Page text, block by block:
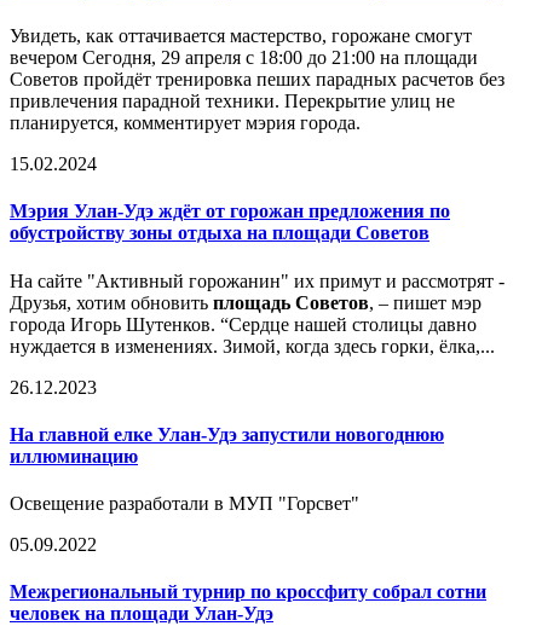
Увидеть, как оттачивается мастерство, горожане смогут
вечером Сегодня, 29 апреля с 18:00 до 21:00 на площади
Советов пройдёт тренировка пеших парадных расчетов без
привлечения парадной техники. Перекрытие улиц не
планируется, комментирует мэрия города.
15.02.2024
Мэрия Улан-Удэ ждёт от горожан предложения по
обустройству зоны отдыха на площади Советов
На сайте "Активный горожанин" их примут и рассмотрят -
Друзья, хотим обновить площадь Советов, – пишет мэр
города Игорь Шутенков. “Сердце нашей столицы давно
нуждается в изменениях. Зимой, когда здесь горки, ёлка,...
26.12.2023
На главной елке Улан-Удэ запустили новогоднюю
иллюминацию
Освещение разработали в МУП "Горсвет"
05.09.2022
Межрегиональный турнир по кроссфиту собрал сотни
человек на площади Улан-Удэ